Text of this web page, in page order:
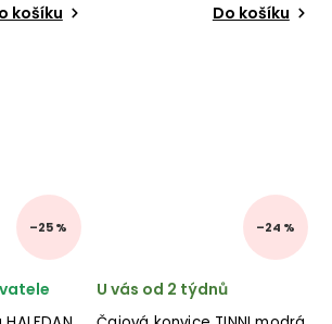
košíku Do košíku
–25 % –24 %
U vás od 2 týdnů